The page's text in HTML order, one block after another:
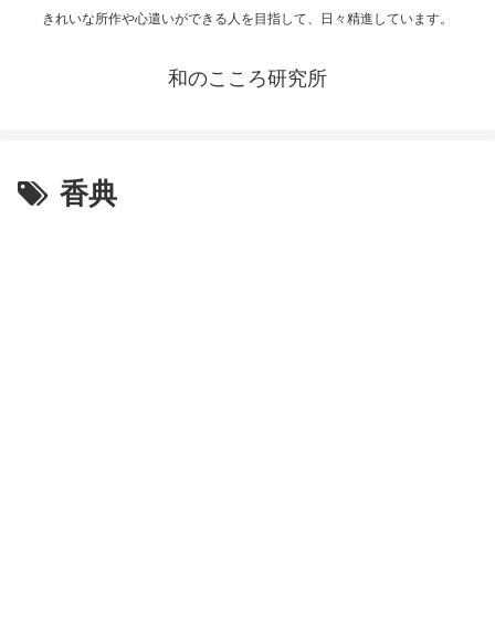
きれいな所作や心遣いができる人を目指して、日々精進しています。
和のこころ研究所
香典